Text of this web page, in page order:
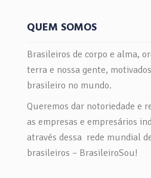
QUEM SOMOS
Brasileiros de corpo e alma,
terra e nossa gente,
brasileiro no mundo.
Queremos dar notoriedade e
as empresas e empresários
através dessa rede mundial
brasileiros – BrasileiroSou!